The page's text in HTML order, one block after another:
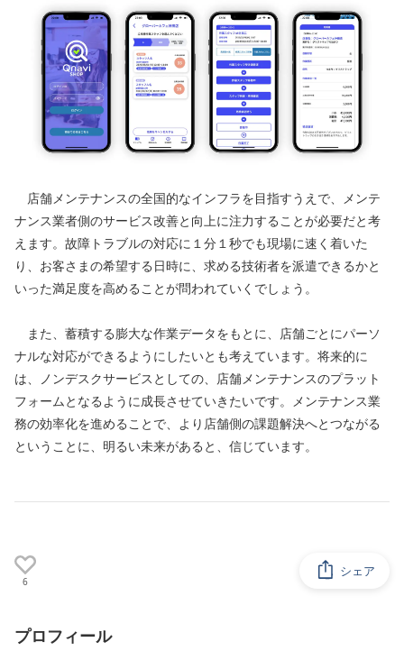
店舗メンテナンスの全国的なインフラを目指すうえで、メンテ
ナンス業者側のサービス改善と向上に注力することが必要だと考
えます。故障トラブルの対応に１分１秒でも現場に速く着いた
り、お客さまの希望する日時に、求める技術者を派遣できるかと
いった満足度を高めることが問われていくでしょう。
また、蓄積する膨大な作業データをもとに、店舗ごとにパーソ
ナルな対応ができるようにしたいとも考えています。将来的に
は、ノンデスクサービスとしての、店舗メンテナンスのプラット
フォームとなるように成長させていきたいです。メンテナンス業
務の効率化を進めることで、より店舗側の課題解決へとつながる
ということに、明るい未来があると、信じています。
6
シェア
プロフィール